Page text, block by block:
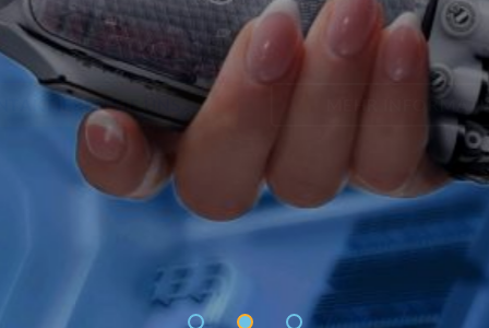
SIE UNS MEHR